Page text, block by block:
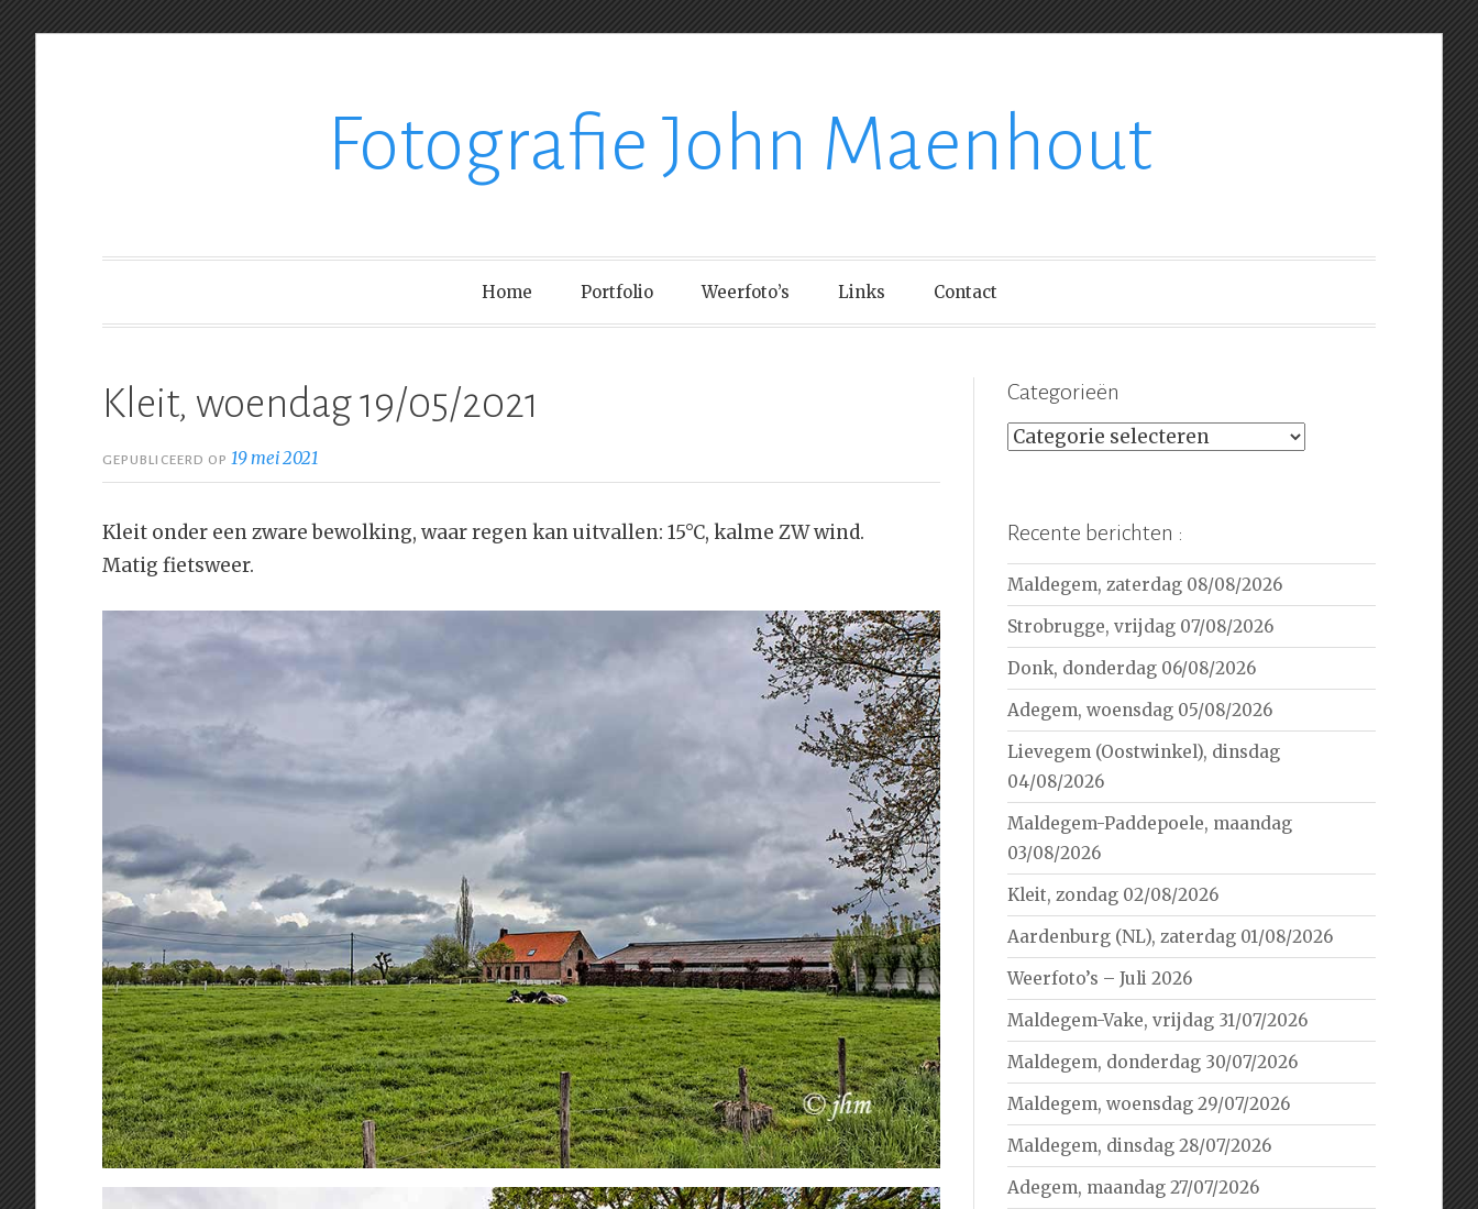
Fotografie John Maenhout
Home Portfolio Weerfoto’s Links Contact
Kleit, woendag 19/05/2021
GEPUBLICEERD OP19 mei 2021
Kleit onder een zware bewolking, waar regen kan uitvallen: 15°C, kalme ZW wind.
Matig fietsweer.
Categorieën
Categorieën
Recente berichten :
Maldegem, zaterdag 08/08/2026
Strobrugge, vrijdag 07/08/2026
Donk, donderdag 06/08/2026
Adegem, woensdag 05/08/2026
Lievegem (Oostwinkel), dinsdag
04/08/2026
Maldegem-Paddepoele, maandag
03/08/2026
Kleit, zondag 02/08/2026
Aardenburg (NL), zaterdag 01/08/2026
Weerfoto’s – Juli 2026
Maldegem-Vake, vrijdag 31/07/2026
Maldegem, donderdag 30/07/2026
Maldegem, woensdag 29/07/2026
Maldegem, dinsdag 28/07/2026
Adegem, maandag 27/07/2026